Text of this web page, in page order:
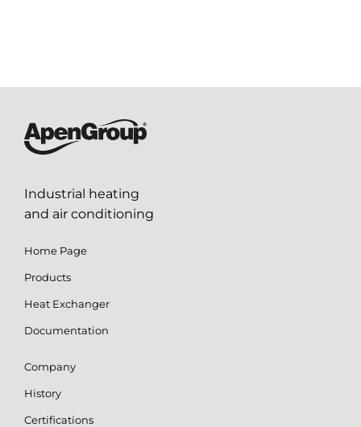
Industrial heating
and air conditioning
Home Page
Products
Heat Exchanger
Documentation
Company
History
Certifications